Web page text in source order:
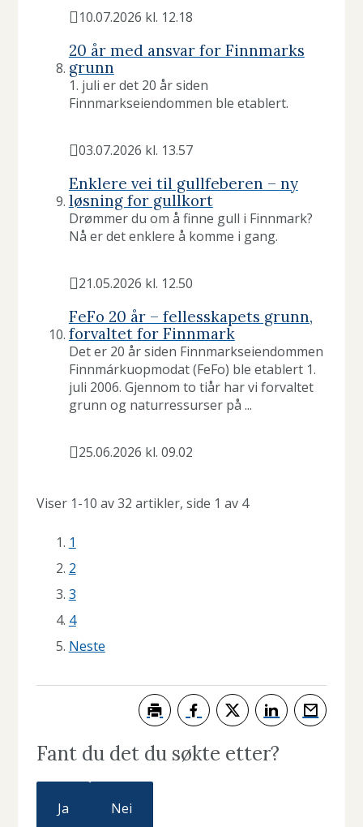
Publisert
10.07.2026 kl. 12.18
20 år med ansvar for Finnmarks
grunn
1. juli er det 20 år siden
Finnmarkseiendommen ble etablert.
Publisert
03.07.2026 kl. 13.57
Enklere vei til gullfeberen – ny
løsning for gullkort
Drømmer du om å finne gull i Finnmark?
Nå er det enklere å komme i gang.
Publisert
21.05.2026 kl. 12.50
FeFo 20 år – fellesskapets grunn,
forvaltet for Finnmark
Det er 20 år siden Finnmarkseiendommen
Finnmárkuopmodat (FeFo) ble etablert 1.
juli 2006. Gjennom to tiår har vi forvaltet
grunn og naturressurser på ...
Publisert
25.06.2026 kl. 09.02
Viser 1-10 av32 artikler, side 1 av 4
1
2
3
4
Neste
Fant du det du søkte etter?
Ja Nei